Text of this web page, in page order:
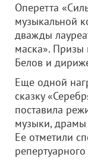
Оперетта
музыкальной
дважды
маска». Призы
Белов и
Еще одной
сказку
поставила
музыки, драмы
Ее отметили